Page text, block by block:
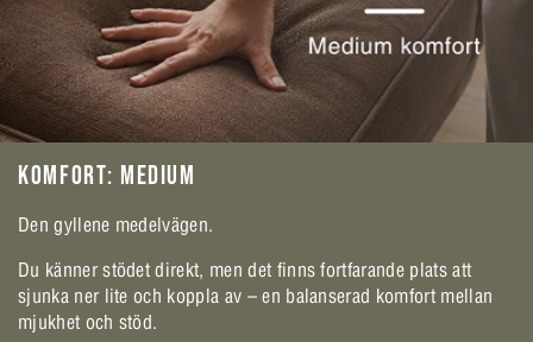
KOMFORT: MEDIUM
Den gyllene medelvägen.
Du känner stödet direkt, men det finns fortfarande plats att
sjunka ner lite och koppla av – en balanserad komfort mellan
mjukhet och stöd.